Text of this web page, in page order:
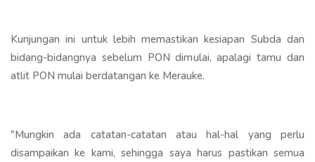
Kunjungan ini untuk lebih memastikan kesiapan Subda dan
bidang-bidangnya sebelum PON dimulai, apalagi tamu dan
atlit PON mulai berdatangan ke Merauke.
"Mungkin ada catatan-catatan atau hal-hal yang perlu
disampaikan ke kami, sehingga saya harus pastikan semua